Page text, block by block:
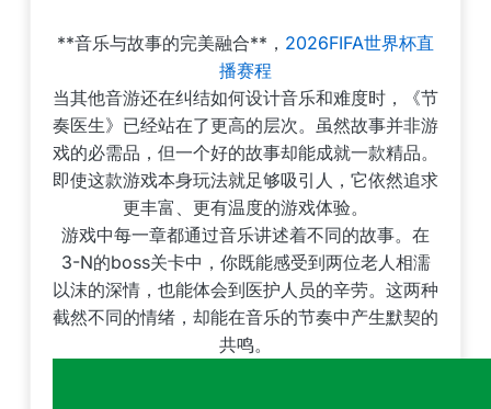
**音乐与故事的完美融合**， 2026FIFA世界杯直
播赛程
当其他音游还在纠结如何设计音乐和难度时，《节
奏医生》已经站在了更高的层次。虽然故事并非游
戏的必需品，但一个好的故事却能成就一款精品。
即使这款游戏本身玩法就足够吸引人，它依然追求
更丰富、更有温度的游戏体验。
游戏中每一章都通过音乐讲述着不同的故事。在
3-N的boss关卡中，你既能感受到两位老人相濡
以沫的深情，也能体会到医护人员的辛劳。这两种
截然不同的情绪，却能在音乐的节奏中产生默契的
共鸣。